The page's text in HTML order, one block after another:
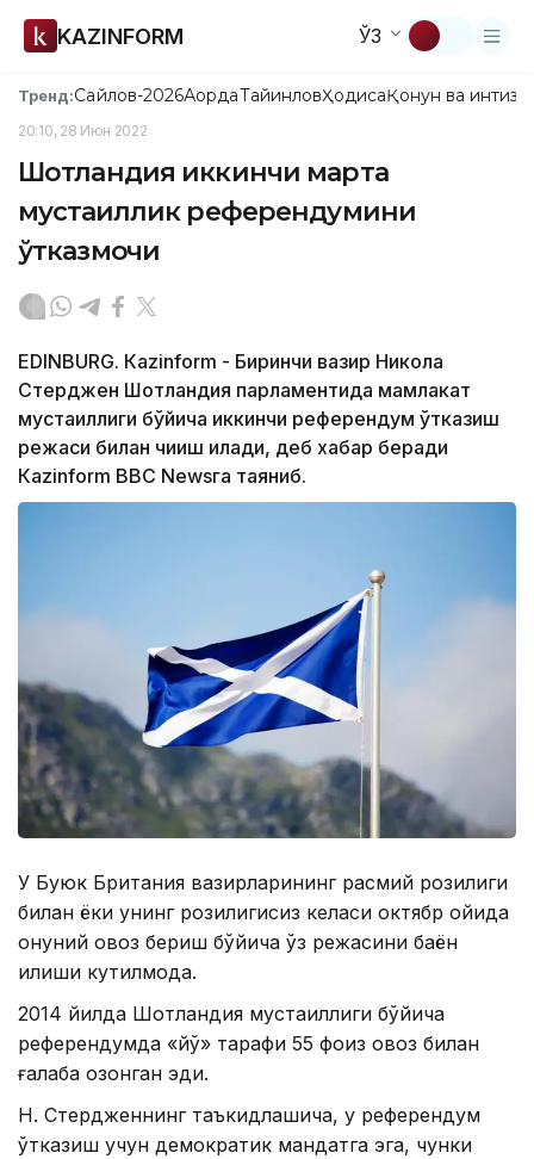
KAZINFORM ЎЗ
Тренд:Сайлов-2026АқордаТайинловҲодисаҚонун ва
20:10, 28 Июн 2022
Шотландия иккинчи марта
мустақиллик референдумини
ўтказмоқчи
EDINBURG. Кazinform - Биринчи вазир Никола
Стерджен Шотландия парламентида мамлакат
мустақиллиги бўйича иккинчи референдум ўтказиш
режаси билан чиқиш қилади, деб хабар беради
Кazinform BBC Newsга таяниб.
У Буюк Британия вазирларининг расмий розилиги
билан ёки унинг розилигисиз келаси октябр ойида
қонуний овоз бериш бўйича ўз режасини баён
қилиши кутилмоқда.
2014 йилда Шотландия мустақиллиги бўйича
референдумда «йўқ» тарафи 55 фоиз овоз билан
ғалаба қозонган эди.
Н. Стердженнинг таъкидлашича, у референдум
ўтказиш учун демократик мандатга эга, чунки